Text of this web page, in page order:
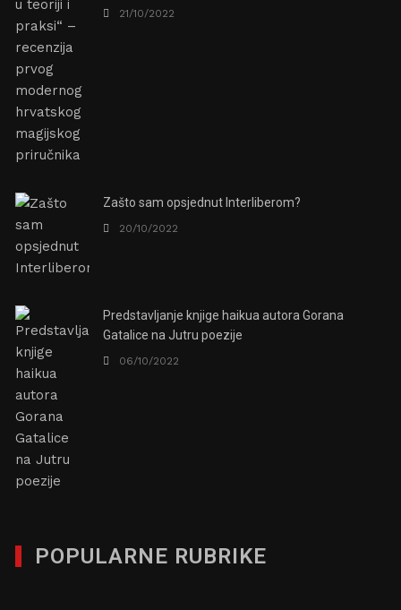
21/10/2022
Zašto sam opsjednut Interliberom?
20/10/2022
Predstavljanje knjige haikua autora Gorana
Gatalice na Jutru poezije
06/10/2022
POPULARNE RUBRIKE